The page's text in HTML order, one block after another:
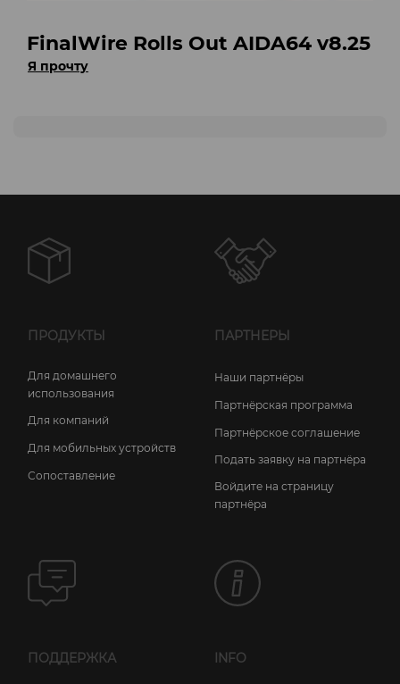
FinalWire Rolls Out AIDA64 v8.25
Я прочту
ПРОДУКТЫ
Для домашнего
использования
Для компаний
Для мобильных устройств
Сопоставление
ПАРТНЕРЫ
Наши партнёры
Партнёрская программа
Партнёрское соглашение
Подать заявку на партнёра
Войдите на страницу
партнёра
ПОДДЕРЖКА INFO